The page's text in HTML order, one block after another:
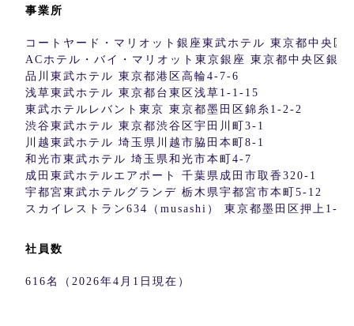
事業所
コートヤード・マリオット銀座東武ホテル 東京都中央区
ACホテル・バイ・マリオット東京銀座 東京都中央区銀
品川東武ホテル 東京都港区高輪4-7-6
浅草東武ホテル 東京都台東区浅草1-1-15
東武ホテルレバント東京 東京都墨田区錦糸1-2-2
渋谷東武ホテル 東京都渋谷区宇田川町3-1
川越東武ホテル 埼玉県川越市脇田本町8-1
和光市東武ホテル 埼玉県和光市本町4-7
成田東武ホテルエアポート 千葉県成田市取香320-1
宇都宮東武ホテルグランデ 栃木県宇都宮市本町5-12
スカイレストラン634（musashi） 東京都墨田区押上1-
社員数
616名（2026年4月1日現在）